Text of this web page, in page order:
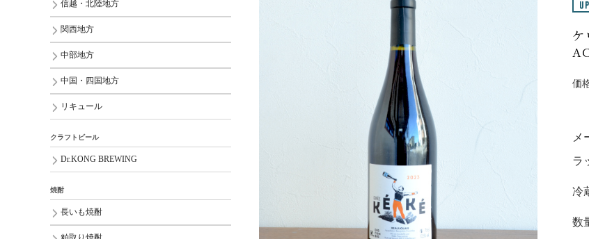
価
メ
ラ
冷
数
信越・北陸地方
関西地方
中部地方
中国・四国地方
リキュール
クラフトビール
Dr.KONG BREWING
焼酎
長いも焼酎